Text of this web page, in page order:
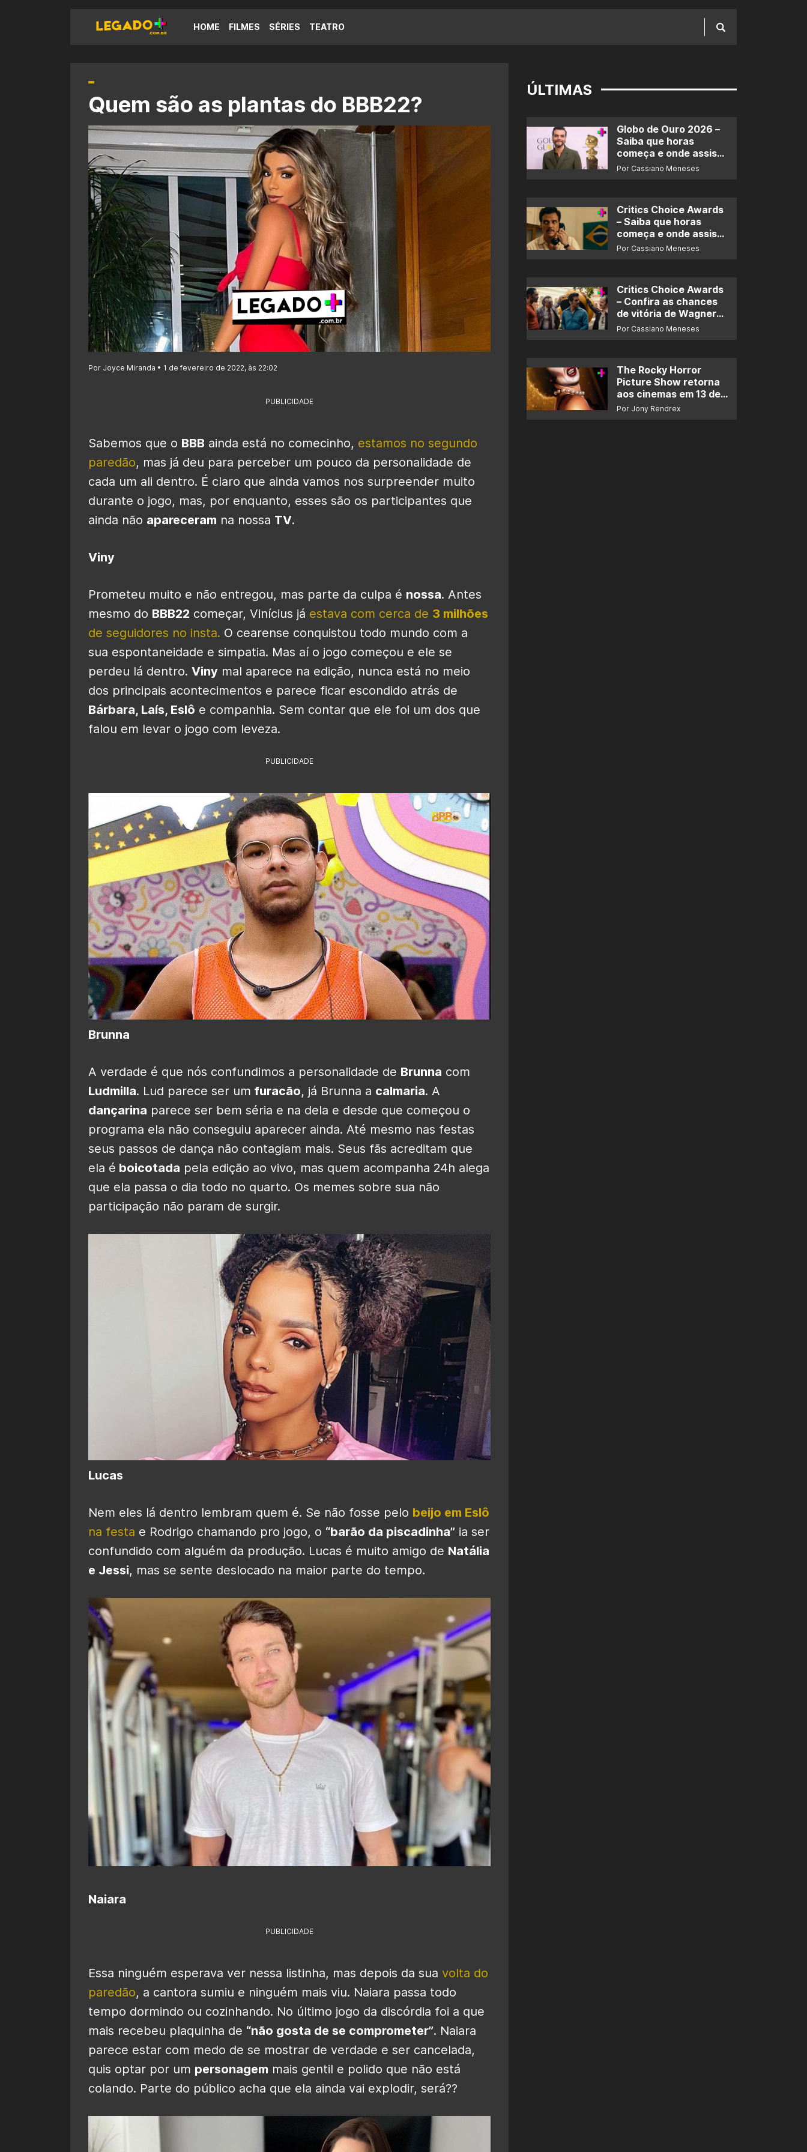
HOME FILMES SÉRIES TEATRO
Quem são as plantas do BBB22?
Por Joyce Miranda • 1 de fevereiro de 2022, às 22:02
PUBLICIDADE
Sabemos que o BBB ainda está no comecinho, estamos no segundo
paredão, mas já deu para perceber um pouco da personalidade de
cada um ali dentro. É claro que ainda vamos nos surpreender muito
durante o jogo, mas, por enquanto, esses são os participantes que
ainda não apareceram na nossa TV.
Viny
Prometeu muito e não entregou, mas parte da culpa é nossa. Antes
mesmo do BBB22 começar, Vinícius já estava com cerca de 3 milhões
de seguidores no insta. O cearense conquistou todo mundo com a
sua espontaneidade e simpatia. Mas aí o jogo começou e ele se
perdeu lá dentro. Viny mal aparece na edição, nunca está no meio
dos principais acontecimentos e parece ficar escondido atrás de
Bárbara, Laís, Eslô e companhia. Sem contar que ele foi um dos que
falou em levar o jogo com leveza.
PUBLICIDADE
Brunna
A verdade é que nós confundimos a personalidade de Brunna com
Ludmilla. Lud parece ser um furacão, já Brunna a calmaria. A
dançarina parece ser bem séria e na dela e desde que começou o
programa ela não conseguiu aparecer ainda. Até mesmo nas festas
seus passos de dança não contagiam mais. Seus fãs acreditam que
ela é boicotada pela edição ao vivo, mas quem acompanha 24h alega
que ela passa o dia todo no quarto. Os memes sobre sua não
participação não param de surgir.
Lucas
Nem eles lá dentro lembram quem é. Se não fosse pelo beijo em Eslô
na festa e Rodrigo chamando pro jogo, o “barão da piscadinha” ia ser
confundido com alguém da produção. Lucas é muito amigo de Natália
e Jessi, mas se sente deslocado na maior parte do tempo.
Naiara
PUBLICIDADE
Essa ninguém esperava ver nessa listinha, mas depois da sua volta do
paredão, a cantora sumiu e ninguém mais viu. Naiara passa todo
tempo dormindo ou cozinhando. No último jogo da discórdia foi a que
mais recebeu plaquinha de “não gosta de se comprometer”. Naiara
parece estar com medo de se mostrar de verdade e ser cancelada,
quis optar por um personagem mais gentil e polido que não está
colando. Parte do público acha que ela ainda vai explodir, será??
ÚLTIMAS
Globo de Ouro 2026 –
Saiba que horas
começa e onde assistir
ao prêmio
Por Cassiano Meneses
Critics Choice Awards
– Saiba que horas
começa e onde assistir
ao prêmio
Por Cassiano Meneses
Critics Choice Awards
– Confira as chances
de vitória de Wagner
Moura e de ‘O Agente
Por Cassiano Meneses
The Rocky Horror
Picture Show retorna
aos cinemas em 13 de
novembro
Por Jony Rendrex